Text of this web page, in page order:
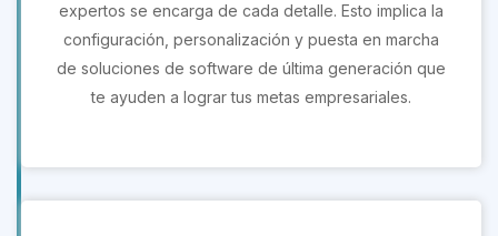
expertos se encarga de cada detalle. Esto implica la
configuración, personalización y puesta en marcha
de soluciones de software de última generación que
te ayuden a lograr tus metas empresariales.